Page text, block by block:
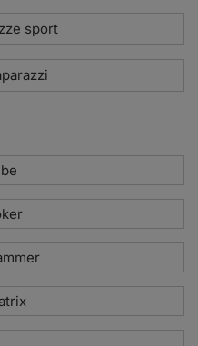
sport